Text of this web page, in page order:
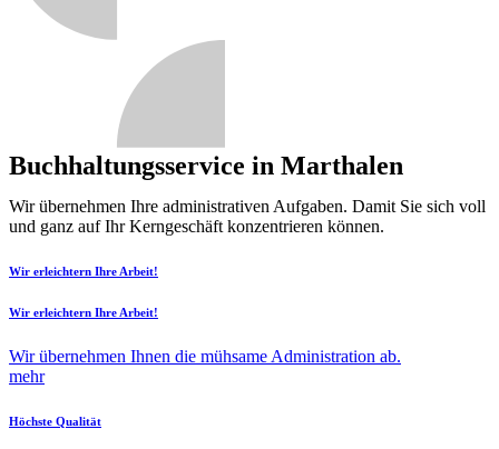
Buchhaltungsservice in Marthalen
Wir übernehmen Ihre administrativen Aufgaben. Damit Sie sich voll
und ganz auf Ihr Kerngeschäft konzentrieren können.
Wir erleichtern Ihre Arbeit!
Wir erleichtern Ihre Arbeit!
Wir übernehmen Ihnen die mühsame Administration ab.
mehr
Höchste Qualität